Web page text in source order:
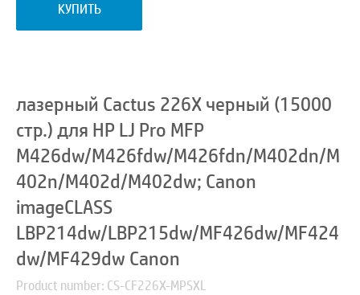
КУПИТЬ
лазерный Cactus 226X черный (15000
стр.) для HP LJ Pro MFP
M426dw/M426fdw/M426fdn/M402dn/M
402n/M402d/M402dw; Canon
imageCLASS
LBP214dw/LBP215dw/MF426dw/MF424
dw/MF429dw Canon
Product number: CS-CF226X-MPSXL